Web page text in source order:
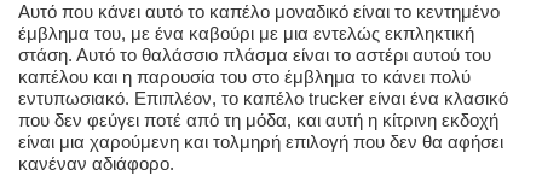
Αυτό που κάνει αυτό το καπέλο μοναδικό είναι το κεντημένο
έμβλημα του, με ένα καβούρι με μια εντελώς εκπληκτική
στάση. Αυτό το θαλάσσιο πλάσμα είναι το αστέρι αυτού του
καπέλου και η παρουσία του στο έμβλημα το κάνει πολύ
εντυπωσιακό. Επιπλέον, το καπέλο trucker είναι ένα κλασικό
που δεν φεύγει ποτέ από τη μόδα, και αυτή η κίτρινη εκδοχή
είναι μια χαρούμενη και τολμηρή επιλογή που δεν θα αφήσει
κανέναν αδιάφορο.